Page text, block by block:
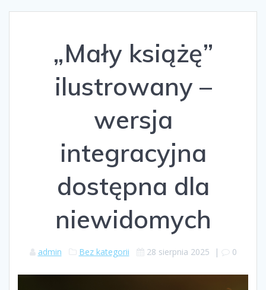
„Mały książę”
ilustrowany –
wersja
integracyjna
dostępna dla
niewidomych
admin Bez kategorii 28 sierpnia 2025 | 0